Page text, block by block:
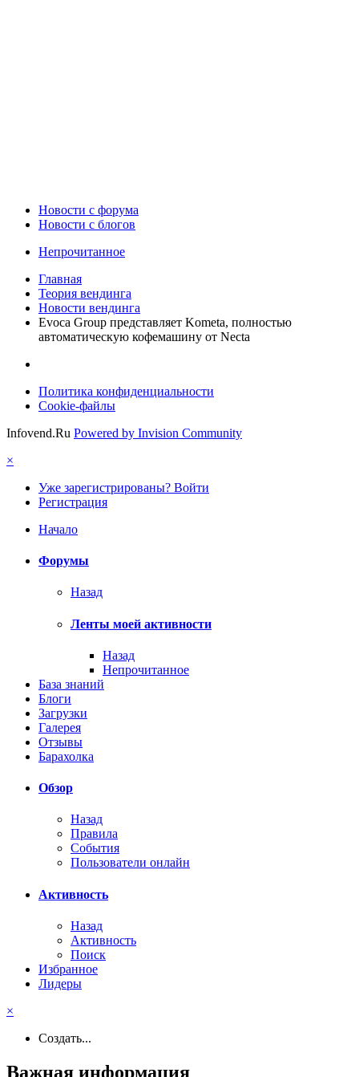
Новости c форума
Новости с блогов
Непрочитанное
Главная
Теория вендинга
Новости вендинга
Evoca Group представляет Kometa, полностью
автоматическую кофемашину от Necta
Политика конфиденциальности
Cookie-файлы
Infovend.Ru Powered by Invision Community
×
Уже зарегистрированы? Войти
Регистрация
Начало
Форумы
Назад
Ленты моей активности
Назад
Непрочитанное
База знаний
Блоги
Загрузки
Галерея
Отзывы
Барахолка
Обзор
Назад
Правила
События
Пользователи онлайн
Активность
Назад
Активность
Поиск
Избранное
Лидеры
×
Создать...
Важная информация